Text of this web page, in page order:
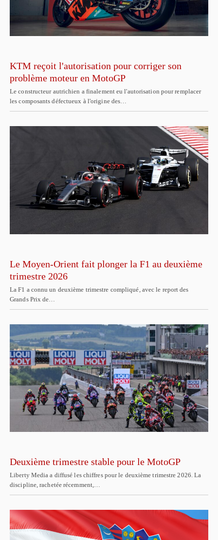
KTM reçoit l'autorisation pour corriger son
problème moteur en MotoGP
Le constructeur autrichien a finalement eu l'autorisation pour remplacer
les composants défectueux à l'origine des…
Le Moyen-Orient fait plonger la F1 au deuxième
trimestre 2026
La F1 a connu un deuxième trimestre compliqué, avec le report des
Grands Prix de…
Deuxième trimestre stable pour le MotoGP
Liberty Media a diffusé les chiffres pour le deuxième trimestre 2026. La
discipline, rachetée récemment,…